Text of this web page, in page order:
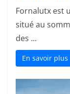
Fornalutx est
situé au
des ...
En savoir plus